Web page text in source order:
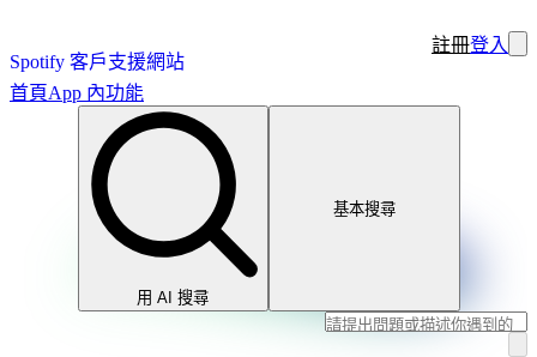
Spotify 客戶支援網站
註冊登入
首頁App 內功能
用 AI 搜尋
基本搜尋